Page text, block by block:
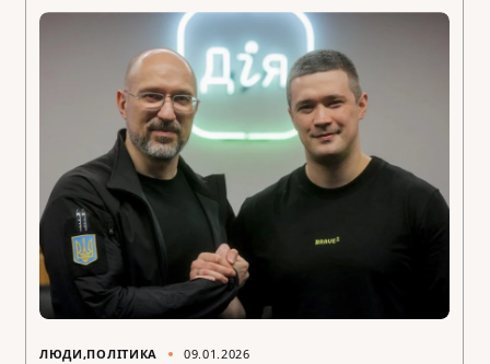
ЛЮДИ ПОЛІТИКА 09.01.2026